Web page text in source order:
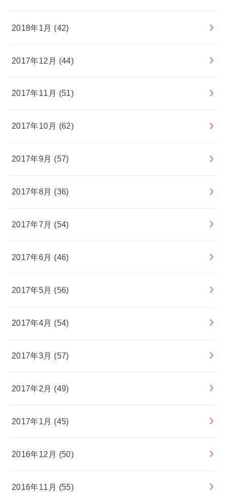
2018年1月 (42)
2017年12月 (44)
2017年11月 (51)
2017年10月 (62)
2017年9月 (57)
2017年8月 (36)
2017年7月 (54)
2017年6月 (46)
2017年5月 (56)
2017年4月 (54)
2017年3月 (57)
2017年2月 (49)
2017年1月 (45)
2016年12月 (50)
2016年11月 (55)